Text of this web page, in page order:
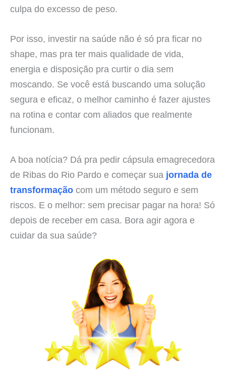
culpa do excesso de peso.
Por isso, investir na saúde não é só pra ficar no
shape, mas pra ter mais qualidade de vida,
energia e disposição pra curtir o dia sem
moscando. Se você está buscando uma solução
segura e eficaz, o melhor caminho é fazer ajustes
na rotina e contar com aliados que realmente
funcionam.
A boa notícia? Dá pra pedir cápsula emagrecedora
de Ribas do Rio Pardo e começar sua jornada de
transformação com um método seguro e sem
riscos. E o melhor: sem precisar pagar na hora! Só
depois de receber em casa. Bora agir agora e
cuidar da sua saúde?